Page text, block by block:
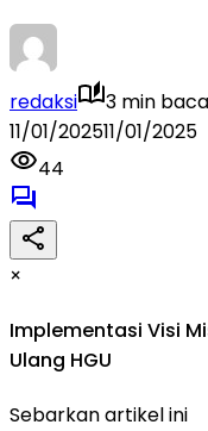
redaksi
3 min baca
11/01/202511/01/2025
44
×
Implementasi Visi
Ulang HGU
Sebarkan artikel ini